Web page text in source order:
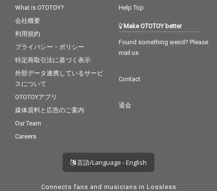
What is OTOTOY?
会社概要
利用規約
プライバシー・ポリシー
特定商取引法に基づく表示
外部データ連携しているサービ
スについて
OTOTOYアプリ
媒体資料と広告のご案内
Our Team
Careers
Help Top
Make OTOTOY better
Found something weird? Please
mail us
Contact
退会
言語/Language - English
Connects fans and musicians in Lossless